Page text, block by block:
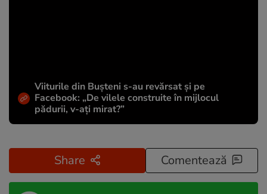
Viiturile din Bușteni s-au revărsat și pe
Facebook: „De vilele construite în mijlocul
pădurii, v-ați mirat?”
Share Comentează